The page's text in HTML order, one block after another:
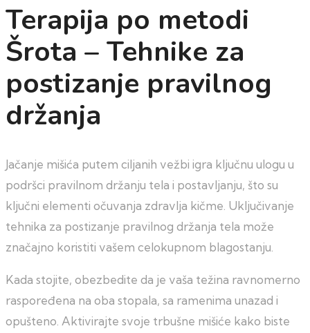
Terapija po metodi
Šrota – Tehnike za
postizanje pravilnog
držanja
Jačanje mišića putem ciljanih vežbi igra ključnu ulogu u
podršci pravilnom držanju tela i postavljanju, što su
ključni elementi očuvanja zdravlja kičme. Uključivanje
tehnika za postizanje pravilnog držanja tela može
značajno koristiti vašem celokupnom blagostanju.
Kada stojite, obezbedite da je vaša težina ravnomerno
raspoređena na oba stopala, sa ramenima unazad i
opušteno. Aktivirajte svoje trbušne mišiće kako biste